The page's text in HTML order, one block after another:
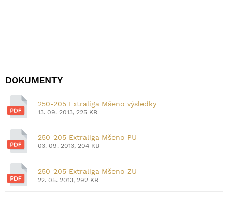
DOKUMENTY
250-205 Extraliga Mšeno výsledky
13. 09. 2013, 225 KB
250-205 Extraliga Mšeno PU
03. 09. 2013, 204 KB
250-205 Extraliga Mšeno ZU
22. 05. 2013, 292 KB